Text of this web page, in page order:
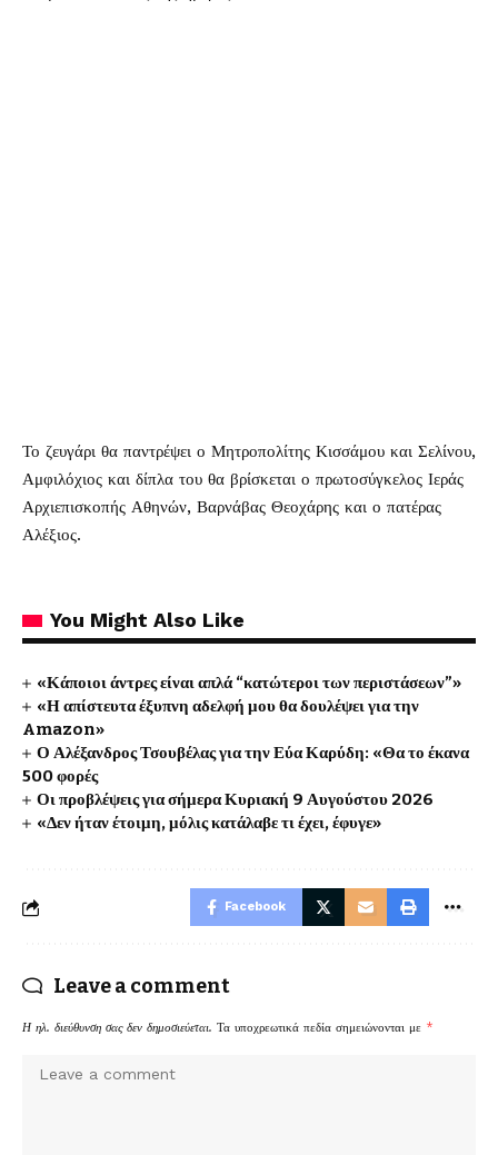
Το ζευγάρι θα παντρέψει ο Μητροπολίτης Κισσάμου και Σελίνου,
Αμφιλόχιος και δίπλα του θα βρίσκεται ο πρωτοσύγκελος Ιεράς
Αρχιεπισκοπής Αθηνών, Βαρνάβας Θεοχάρης και ο πατέρας
Αλέξιος.
You Might Also Like
«Κάποιοι άντρες είναι απλά “κατώτεροι των περιστάσεων”»
«Η απίστευτα έξυπνη αδελφή μου θα δουλέψει για την
Amazon»
Ο Αλέξανδρος Τσουβέλας για την Εύα Καρύδη: «Θα το έκανα
500 φορές
Οι προβλέψεις για σήμερα Κυριακή 9 Αυγούστου 2026
«Δεν ήταν έτοιμη, μόλις κατάλαβε τι έχει, έφυγε»
Facebook
Leave a comment
Η ηλ. διεύθυνση σας δεν δημοσιεύεται. Τα υποχρεωτικά πεδία σημειώνονται με *